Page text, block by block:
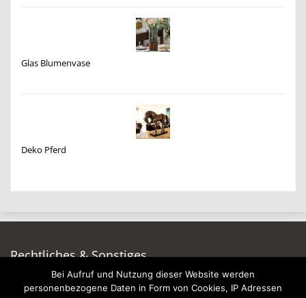
Glas Blumenvase
Deko Pferd
Rechtliches & Sonstiges
Auf dieser Seite werben
Bei Aufruf und Nutzung dieser Website werden
personenbezogene Daten in Form von Cookies, IP Adressen